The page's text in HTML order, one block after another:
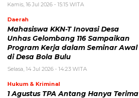
Kamis, 16 Jul 2026 - 15:15 WITA
Daerah
Mahasiswa KKN-T Inovasi Desa
Unhas Gelombang 116 Sampaikan
Program Kerja dalam Seminar Awal
di Desa Bola Bulu
Selasa, 14 Jul 2026 - 14:23 WITA
Hukum & Kriminal
1 Agustus TPA Antang Hanya Terima